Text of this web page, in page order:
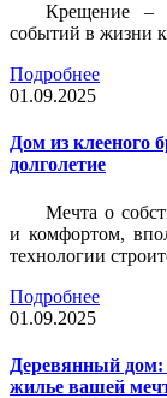
Крещение –
событий в жизни
Подробнее
01.09.2025
Дом из клееного
долголетие
Мечта о
и комфортом,
технологии
Подробнее
01.09.2025
Деревянный дом:
жилье вашей